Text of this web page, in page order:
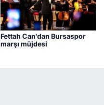
Fettah Can'dan Bursaspor
marşı müjdesi